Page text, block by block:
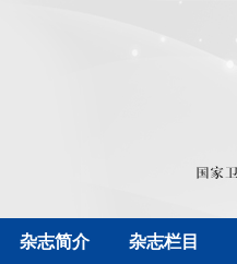
杂志简介 杂志栏目